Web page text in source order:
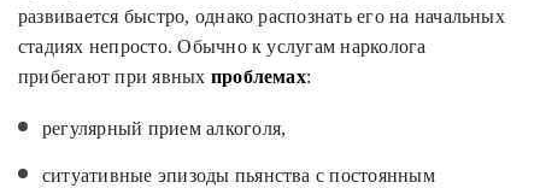
развивается быстро, однако распознать его на начальных
стадиях непросто. Обычно к услугам нарколога
прибегают при явных проблемах:
регулярный прием алкоголя,
ситуативные эпизоды пьянства с постоянным